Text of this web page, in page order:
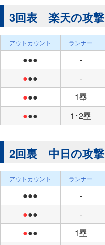
3回表 楽天の攻撃
アウトカウント ランナー
●●● -
●●● -
●●● 1塁
●●● 1･2塁
2回裏 中日の攻撃
アウトカウント ランナー
●●● -
●●● -
●●● 1塁